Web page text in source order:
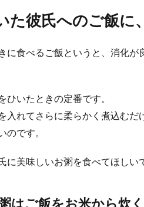
友達からの遊
た彼氏へのご飯に
に食べるご飯というと、消化
ひいたときの定番です。
入れてさらに柔らかく煮込む
のです。
に美味しいお粥を食べてほしい
はご飯をお米から炊